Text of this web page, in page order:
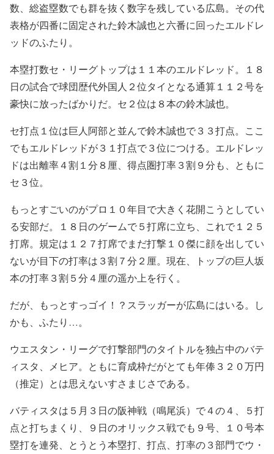
数、総盗塁数でも群を抜く数字を残している広島。その代
表格が四番に固定された鈴木誠也と六番に回ったエルドレ
ッドのふたり。
本塁打数セ・リーグトップは１１本のエルドレッド。１８
日の試合で球団歴代外国人２位タイとなる通算１１２号を
豪快に放ったばかりだ。セ２位は８本の鈴木誠也。
セ打点１位は巨人阿部と並んで鈴木誠也で３３打点。ここ
でもエルドレッドが３１打点で３位につける。エルドレッ
ドは出離率４割１分８厘、得点圏打率３割９分も、ともに
セ３位。
もっとすごいのがプロ１０年目で大きく花開こうとしてい
る安部だ。１８日のゲームで５打席に立ち、これで１２５
打席。規定は１２７打席でまだ打撃１０傑に顔を出してい
ないが目下の打率は３割７分２厘。現在、トップの巨人坂
本の打率３割５分４厘の遥か上を行く。
だが、もっとすっゴイ！？スラッガーが広島にはいる。し
かも、ふたり…。
ウエスタン・リーグで打撃部門のタイトルを独占中のバテ
ィスタ、メヒア。ともに育成枠だがとても年俸３２０万円
（推定）とは思えないすさまじさである。
バティスタは５月３日の阪神戦（鳴尾浜）で４の４、５打
点と打ちまくり、９日のオリックス戦でも９号、１０号本
塁打を連発、とうとう本塁打、打点、打率の３部門でウ・